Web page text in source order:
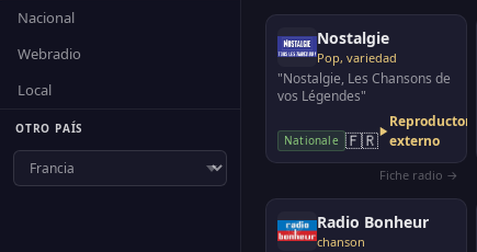
Nacional
Webradio
Local
OTRO PAÍS
Nostalgie
Pop, variedad
"Nostalgie, Les Chansons de
vos Légendes"
Nationale 🇫🇷
Reproductor
externo
Fiche radio →
Radio Bonheur
chanson